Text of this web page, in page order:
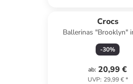
Crocs
Ballerinas "Brooklyn"
-30%
ab: 20,99 €
UVP: 29,99 €*